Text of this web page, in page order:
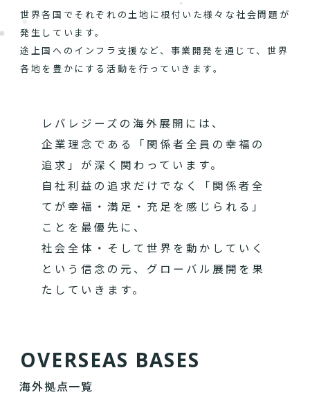
世界各国でそれぞれの土地に根付いた様々な社会問題が
発生しています。
途上国へのインフラ支援など、事業開発を通じて、世界
各地を豊かにする活動を行っていきます。
レバレジーズの海外展開には、
企業理念である「関係者全員の幸福の
追求」が深く関わっています。
自社利益の追求だけでなく「関係者全
てが幸福・満足・充足を感じられる」
ことを最優先に、
社会全体・そして世界を動かしていく
という信念の元、グローバル展開を果
たしていきます。
OVERSEAS BASES
海外拠点一覧